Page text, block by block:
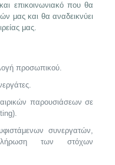
επικοινωνιακό που θα
μας και θα αναδεικνύει
μας.
προσωπικού.
παρουσιάσεων σε
συνεργατών,
των στόχων